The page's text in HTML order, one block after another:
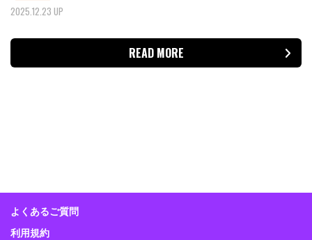
2025.12.23 UP
READ MORE
よくあるご質問
利用規約